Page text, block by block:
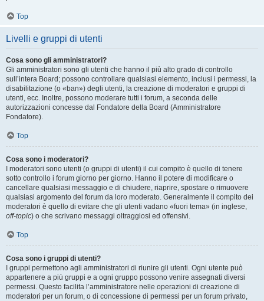
Top
Livelli e gruppi di utenti
Cosa sono gli amministratori?
Gli amministratori sono gli utenti che hanno il più alto grado di controllo
sull’intera Board; possono controllare qualsiasi elemento, inclusi i permessi, la
disabilitazione (o «ban») degli utenti, la creazione di moderatori e gruppi di
utenti, ecc. Inoltre, possono moderare tutti i forum, a seconda delle
autorizzazioni concesse dal Fondatore della Board (Amministratore
Fondatore).
Top
Cosa sono i moderatori?
I moderatori sono utenti (o gruppi di utenti) il cui compito è quello di tenere
sotto controllo i forum giorno per giorno. Hanno il potere di modificare o
cancellare qualsiasi messaggio e di chiudere, riaprire, spostare o rimuovere
qualsiasi argomento del forum da loro moderato. Generalmente il compito dei
moderatori è quello di evitare che gli utenti vadano «fuori tema» (in inglese,
off-topic) o che scrivano messaggi oltraggiosi ed offensivi.
Top
Cosa sono i gruppi di utenti?
I gruppi permettono agli amministratori di riunire gli utenti. Ogni utente può
appartenere a più gruppi e a ogni gruppo possono venire assegnati diversi
permessi. Questo facilita l’amministratore nelle operazioni di creazione di
moderatori per un forum, o di concessione di permessi per un forum privato,